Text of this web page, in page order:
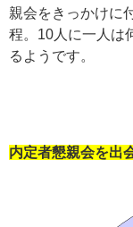
親会をきっかけに
程。10人に一人は
るようです。
内定者懇親会を出